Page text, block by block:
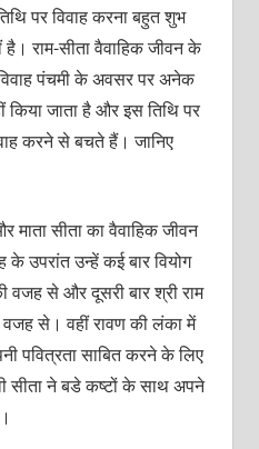
पर विवाह करना बहुत शुभ
राम-सीता वैवाहिक जीवन के
पंचमी के अवसर पर अनेक
किया जाता है और इस तिथि पर
करने से बचते हैं। जानिए
माता सीता का वैवाहिक जीवन
के उपरांत उन्‍हें कई बार वियोग
वजह से और दूसरी बार श्री राम
वजह से। वहीं रावण की लंका में
पवित्रता साबित करने के लिए
सीता ने बडे कष्‍टों के साथ अपने